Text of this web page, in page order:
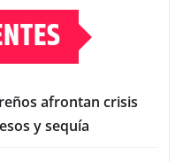
afrontan crisis
y sequía